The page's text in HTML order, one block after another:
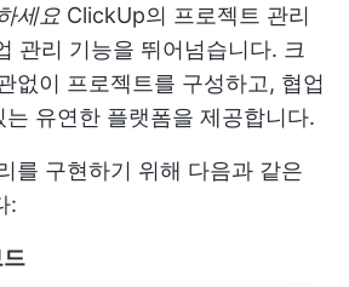
세요 ClickUp의 프로젝트 관리
관리 기능을 뛰어넘습니다. 크
없이 프로젝트를 구성하고, 협업
유연한 플랫폼을 제공합니다.
를 구현하기 위해 다음과 같은
: